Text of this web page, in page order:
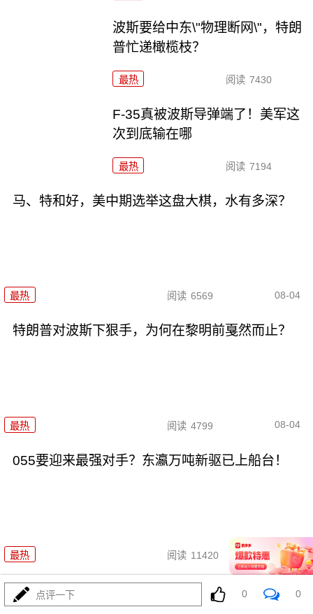
波斯要给中东\"物理断网\"，特朗
普忙递橄榄枝？
最热 阅读 7430
F-35真被波斯导弹端了！美军这
次到底输在哪
最热 阅读 7194
马、特和好，美中期选举这盘大棋，水有多深？
最热 阅读 6569 08-04
特朗普对波斯下狠手，为何在黎明前戛然而止？
最热 阅读 4799 08-04
055要迎来最强对手？东瀛万吨新驱已上船台！
最热 阅读 11420 08-04
千机压境：俄乌战场上的\"蜂群\"博弈与东大启示
点评一下 0 0